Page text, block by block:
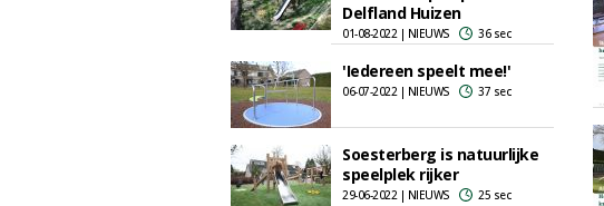
Delfland Huizen
01-08-2022 | NIEUWS 36 sec
'Iedereen speelt mee!'
06-07-2022 | NIEUWS 37 sec
Soesterberg is natuurlijke
speelplek rijker
29-06-2022 | NIEUWS 25 sec